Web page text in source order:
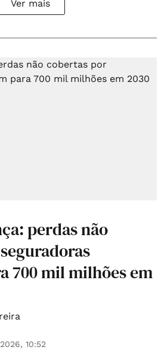
Ver mais
perdas não
700 mil milhões em
10:52